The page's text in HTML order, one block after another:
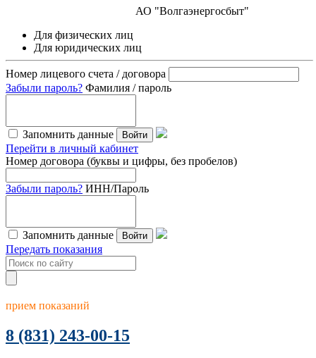
АО "Волгаэнергосбыт"
Для физических лиц
Для юридических лиц
Номер лицевого счета / договора
Забыли пароль? Фамилия / пароль
Запомнить данные Войти
Перейти в личный кабинет
Номер договора (буквы и цифры, без пробелов)
Забыли пароль? ИНН/Пароль
Запомнить данные Войти
Передать показания
прием показаний
8 (831) 243-00-15